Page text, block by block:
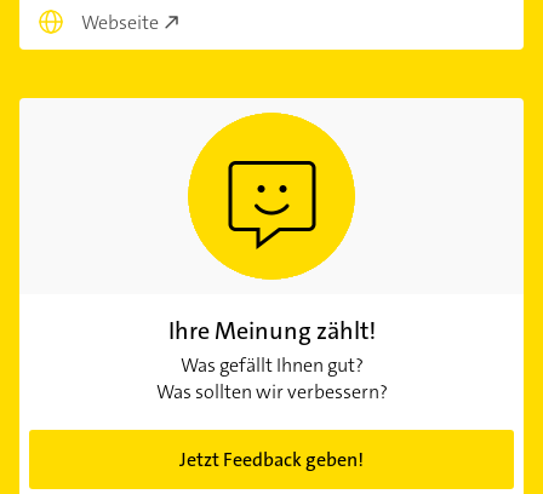
Webseite
Ihre Meinung zählt!
Was gefällt Ihnen gut?
Was sollten wir verbessern?
Jetzt Feedback geben!